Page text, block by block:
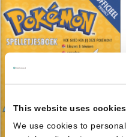
This website uses cookies
We use cookies to